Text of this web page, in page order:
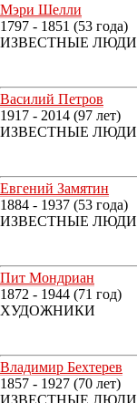
Мэри Шелли
1797 - 1851 (53 года)
ИЗВЕСТНЫЕ ЛЮДИ
Василий Петров
1917 - 2014 (97 лет)
ИЗВЕСТНЫЕ ЛЮДИ
Евгений Замятин
1884 - 1937 (53 года)
ИЗВЕСТНЫЕ ЛЮДИ
Пит Мондриан
1872 - 1944 (71 год)
ХУДОЖНИКИ
Владимир Бехтерев
1857 - 1927 (70 лет)
ИЗВЕСТНЫЕ ЛЮДИ